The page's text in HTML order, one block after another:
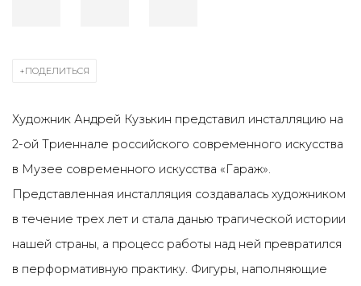
ПОДЕЛИТЬСЯ
Художник Андрей Кузькин представил инсталляцию на
2-ой Триеннале российского современного искусства
в Музее современного искусства «Гараж».
Представленная инсталляция создавалась художником
в течение трех лет и стала данью трагической истории
нашей страны, а процесс работы над ней превратился
в перформативную практику. Фигуры, наполняющие